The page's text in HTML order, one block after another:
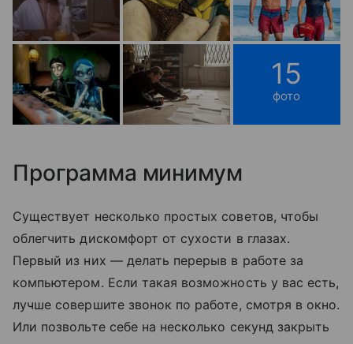
15
фото
Программа минимум
Существует несколько простых советов, чтобы
облегчить дискомфорт от сухости в глазах.
Первый из них — делать перерыв в работе за
компьютером. Если такая возможность у вас есть,
лучше совершите звонок по работе, смотря в окно.
Или позвольте себе на несколько секунд закрыть